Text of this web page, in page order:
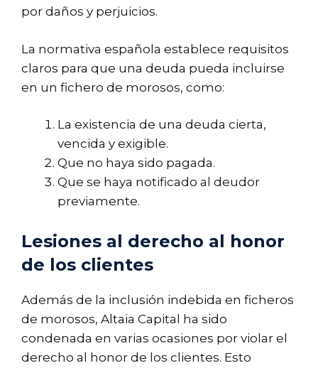
por daños y perjuicios.
La normativa española establece requisitos
claros para que una deuda pueda incluirse
en un fichero de morosos, como:
La existencia de una deuda cierta,
vencida y exigible.
Que no haya sido pagada.
Que se haya notificado al deudor
previamente.
Lesiones al derecho al honor
de los clientes
Además de la inclusión indebida en ficheros
de morosos, Altaia Capital ha sido
condenada en varias ocasiones por violar el
derecho al honor de los clientes. Esto